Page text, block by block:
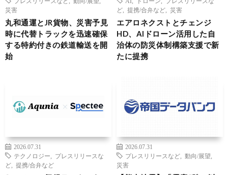
災害
丸和通運とJR貨物、災害予見
時に代替トラックを迅速確保
する特約付きの鉄道輸送を開
始
ど
提携/合弁など 災害
エアロネクストとチェンジ
HD、AIドローン活用した自
治体の防災体制構築支援で新
たに提携
2026.07.31
テクノロジー
プレスリリースな
ど
提携/合弁など
2026.07.31
プレスリリースなど
動向/展望
災害